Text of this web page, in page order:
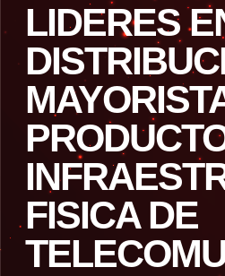
LIDERES
FISICA DE